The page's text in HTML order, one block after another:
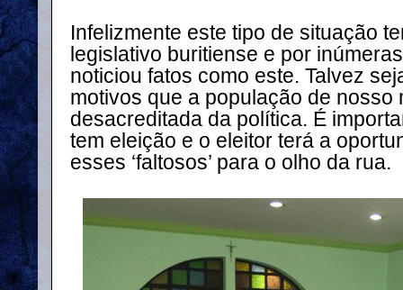
Infelizmente este tipo de situação
legislativo buritiense e por
noticiou fatos como este. Talvez
motivos que a população de nosso
desacreditada da política. É
tem eleição e o eleitor terá a
esses ‘faltosos’ para o olho da rua.